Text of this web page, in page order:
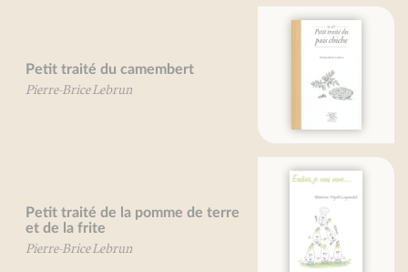
Petit traité du pois chiche
Endives, je vous aime...